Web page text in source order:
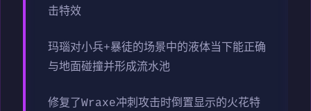
击特效
玛瑙对小兵+暴徒的场景中的液体当下能正确
与地面碰撞并形成流水池
修复了Wraxe冲刺攻击时倒置显示的火花特